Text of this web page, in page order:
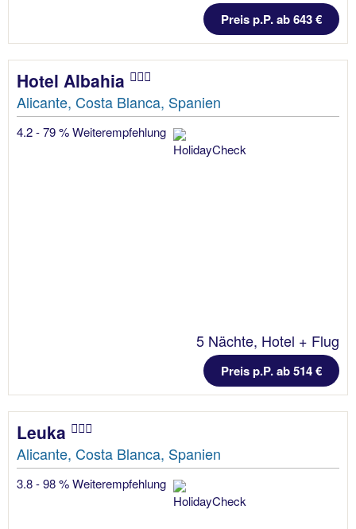
Preis p.P. ab 643 €
Hotel Albahia
Alicante, Costa Blanca, Spanien
4.2 - 79 % Weiterempfehlung
5 Nächte, Hotel + Flug
Preis p.P. ab 514 €
Leuka
Alicante, Costa Blanca, Spanien
3.8 - 98 % Weiterempfehlung